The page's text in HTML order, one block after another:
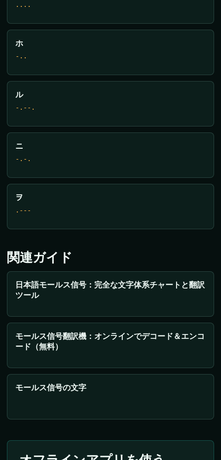
....
ホ
-..
ル
-.--.
ニ
-.-.
ヲ
.---
関連ガイド
日本語モールス信号：完全な文字体系チャートと翻訳
ツール
モールス信号翻訳機：オンラインでデコード＆エンコ
ード（無料）
モールス信号の文字